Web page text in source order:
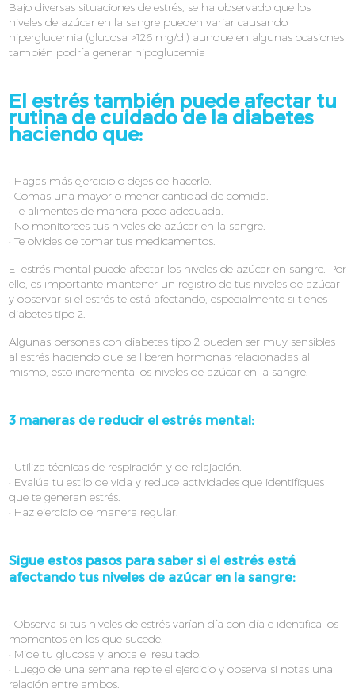
Bajo diversas situaciones de estrés, se ha observado que los
niveles de azúcar en la sangre pueden variar causando
hiperglucemia (glucosa >126 mg/dl) aunque en algunas ocasiones
también podría generar hipoglucemia
El estrés también puede afectar tu
rutina de cuidado de la diabetes
haciendo que:
• Hagas más ejercicio o dejes de hacerlo.
• Comas una mayor o menor cantidad de comida.
• Te alimentes de manera poco adecuada.
• No monitorees tus niveles de azúcar en la sangre.
• Te olvides de tomar tus medicamentos.
El estrés mental puede afectar los niveles de azúcar en sangre. Por
ello, es importante mantener un registro de tus niveles de azúcar
y observar si el estrés te está afectando, especialmente si tienes
diabetes tipo 2.
Algunas personas con diabetes tipo 2 pueden ser muy sensibles
al estrés haciendo que se liberen hormonas relacionadas al
mismo, esto incrementa los niveles de azúcar en la sangre.
3 maneras de reducir el estrés mental:
• Utiliza técnicas de respiración y de relajación.
• Evalúa tu estilo de vida y reduce actividades que identifiques
que te generan estrés.
• Haz ejercicio de manera regular.
Sigue estos pasos para saber si el estrés está
afectando tus niveles de azúcar en la sangre:
• Observa si tus niveles de estrés varían día con día e identifica los
momentos en los que sucede.
• Mide tu glucosa y anota el resultado.
• Luego de una semana repite el ejercicio y observa si notas una
relación entre ambos.